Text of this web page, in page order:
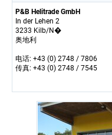
P&B Helitrade GmbH
In der Lehen 2
3233 Kilb/N�
奥地利
电话: +43 (0) 2748 / 7806
传真: +43 (0) 2748 / 7545